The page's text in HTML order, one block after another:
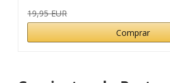
19,95 EUR
Comprar